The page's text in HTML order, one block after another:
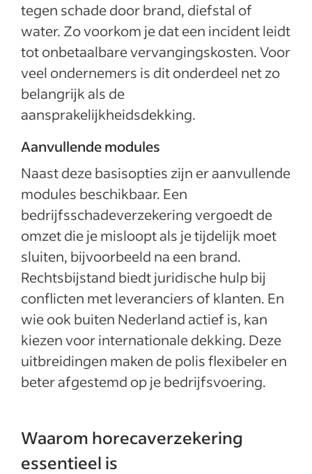
tegen schade door brand, diefstal of
water. Zo voorkom je dat een incident leidt
tot onbetaalbare vervangingskosten. Voor
veel ondernemers is dit onderdeel net zo
belangrijk als de
aansprakelijkheidsdekking.
Aanvullende modules
Naast deze basisopties zijn er aanvullende
modules beschikbaar. Een
bedrijfsschadeverzekering vergoedt de
omzet die je misloopt als je tijdelijk moet
sluiten, bijvoorbeeld na een brand.
Rechtsbijstand biedt juridische hulp bij
conflicten met leveranciers of klanten. En
wie ook buiten Nederland actief is, kan
kiezen voor internationale dekking. Deze
uitbreidingen maken de polis flexibeler en
beter afgestemd op je bedrijfsvoering.
Waarom horecaverzekering
essentieel is